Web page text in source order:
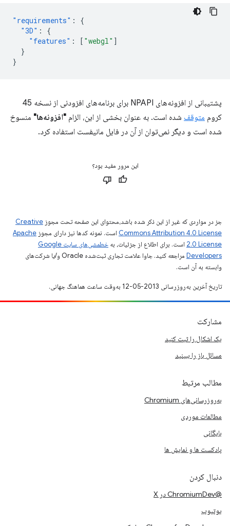
"requirements" :
{
"3D" :
{
"features" : [ "webgl" ]
}
}
پشتیبانی از افزونه‌های NPAPI برای برنامه‌های افزودنی از نسخه 45
کروم متوقف شده است. به عنوان بخشی از این، الزام "افزونه‌ها" منسوخ
شده است و دیگر نمی‌توان از آن در فایل مانیفست استفاده کرد.
این مرور مفید بود؟
جز در مواردی که غیر از این ذکر شده باشد،‌محتوای این صفحه تحت مجوز Creative
Commons Attribution 4.0 License است. نمونه کدها نیز دارای مجوز Apache
2.0 License است. برای اطلاع از جزئیات، به
خطمشی‌های سایت Google
Developers‏
مراجعه کنید. جاوا علامت تجاری ثبت‌شده Oracle و/یا شرکت‌های
وابسته به آن است.
تاریخ آخرین به‌روزرسانی 2013-05-12 به‌وقت ساعت هماهنگ جهانی.
مشارکت
یک اشکال را ثبت کنید
مسائل باز را ببینید
مطالب مرتبط
به‌روزرسانی‌های Chromium
مطالعات موردی
بایگانی
پادکست ها و نمایش ها
دنبال کردن
@ChromiumDev در X
یوتیوب